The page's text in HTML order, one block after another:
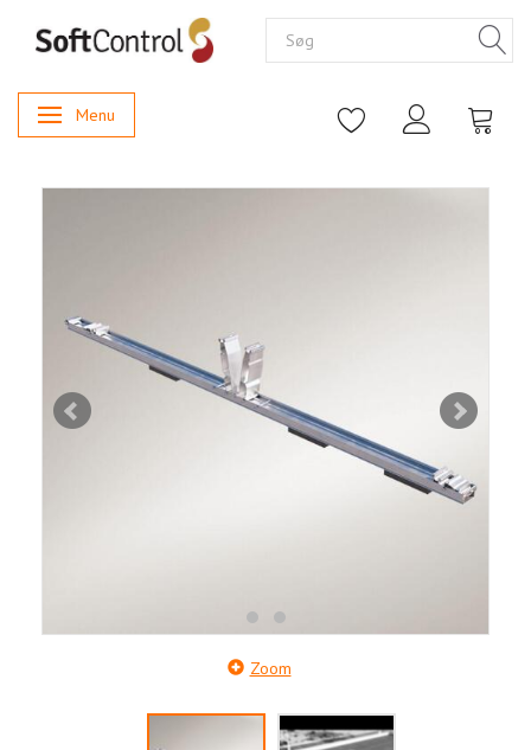
Skifte navigation
Menu
Zoom